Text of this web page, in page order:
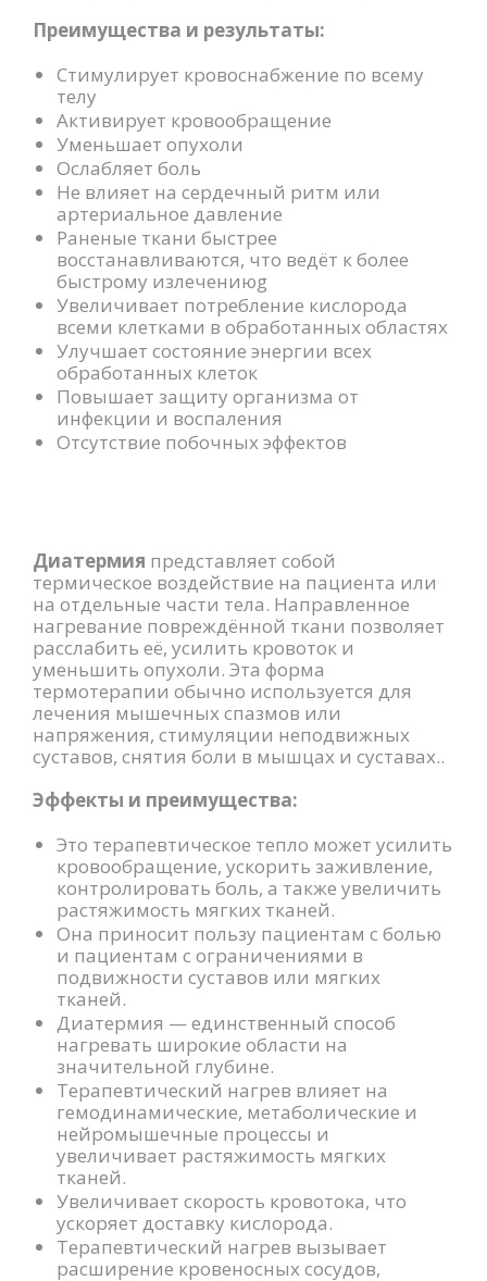
Преимущества и результаты:
Стимулирует кровоснабжение по всему
телу
Активирует кровообращение
Уменьшает опухоли
Ослабляет боль
Не влияет на сердечный ритм или
артериальное давление
Раненые ткани быстрее
восстанавливаются, что ведёт к более
быстрому излечениюg
Увеличивает потребление кислорода
всеми клетками в обработанных областях
Улучшает состояние энергии всех
обработанных клеток
Повышает защиту организма от
инфекции и воспаления
Отсутствие побочных эффектов
Диатермия представляет собой
термическое воздействие на пациента или
на отдельные части тела. Направленное
нагревание повреждённой ткани позволяет
расслабить её, усилить кровоток и
уменьшить опухоли. Эта форма
термотерапии обычно используется для
лечения мышечных спазмов или
напряжения, стимуляции неподвижных
суставов, снятия боли в мышцах и суставах..
Эффекты и преимущества:
Это терапевтическое тепло может усилить
кровообращение, ускорить заживление,
контролировать боль, а также увеличить
растяжимость мягких тканей.
Она приносит пользу пациентам с болью
и пациентам с ограничениями в
подвижности суставов или мягких
тканей.
Диатермия — единственный способ
нагревать широкие области на
значительной глубине.
Терапевтический нагрев влияет на
гемодинамические, метаболические и
нейромышечные процессы и
увеличивает растяжимость мягких
тканей.
Увеличивает скорость кровотока, что
ускоряет доставку кислорода.
Терапевтический нагрев вызывает
расширение кровеносных сосудов,